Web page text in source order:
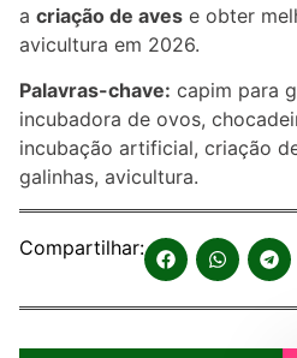
a criação de aves e obter
avicultura em 2026.
Palavras-chave: capim para
incubadora de ovos,
incubação artificial, criação
galinhas, avicultura.
Compartilhar: